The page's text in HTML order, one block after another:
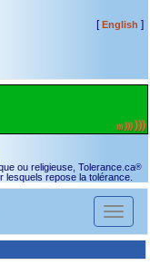
[English ]
ou religieuse, Tolerance.ca®
repose la tolérance.
Toggle